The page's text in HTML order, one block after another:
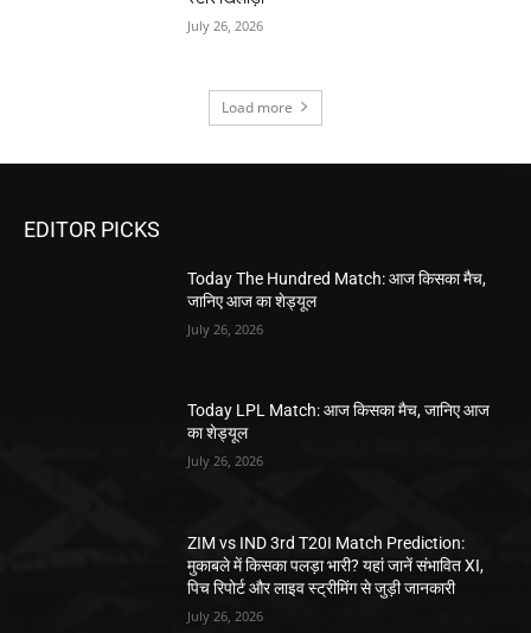
July 26, 2026
Load more
EDITOR PICKS
Today The Hundred Match: आज किसका मैच,
जानिए आज का शेड्यूल
July 26, 2026
Today LPL Match: आज किसका मैच, जानिए आज
का शेड्यूल
July 26, 2026
ZIM vs IND 3rd T20I Match Prediction:
मुकाबले में किसका पलड़ा भारी? यहां जानें संभावित XI,
पिच रिपोर्ट और लाइव स्ट्रीमिंग से जुड़ी जानकारी
July 26, 2026